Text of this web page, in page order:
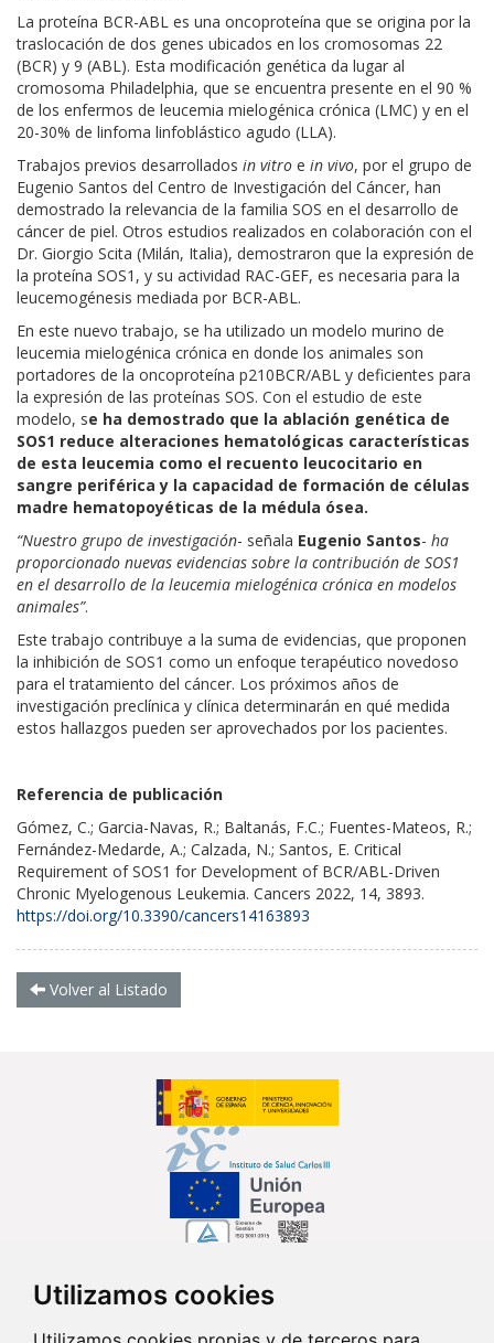
Utilizamos cookies
La proteína BCR-ABL es una oncoproteína que se origina por la
traslocación de dos genes ubicados en los cromosomas 22
(BCR) y 9 (ABL). Esta modificación genética da lugar al
cromosoma Philadelphia, que se encuentra presente en el 90 %
de los enfermos de leucemia mielogénica crónica (LMC) y en el
20-30% de linfoma linfoblástico agudo (LLA).
Trabajos previos desarrollados in vitro e in vivo, por el grupo de
Eugenio Santos del Centro de Investigación del Cáncer, han
demostrado la relevancia de la familia SOS en el desarrollo de
cáncer de piel. Otros estudios realizados en colaboración con el
Dr. Giorgio Scita (Milán, Italia), demostraron que la expresión de
la proteína SOS1, y su actividad RAC-GEF, es necesaria para la
leucemogénesis mediada por BCR-ABL.
En este nuevo trabajo, se ha utilizado un modelo murino de
leucemia mielogénica crónica en donde los animales son
portadores de la oncoproteína p210BCR/ABL y deficientes para
la expresión de las proteínas SOS. Con el estudio de este
modelo, se ha demostrado que la ablación genética de
SOS1 reduce alteraciones hematológicas características
de esta leucemia como el recuento leucocitario en
sangre periférica y la capacidad de formación de células
madre hematopoyéticas de la médula ósea.
“Nuestro grupo de investigación- señala Eugenio Santos- ha
proporcionado nuevas evidencias sobre la contribución de SOS1
en el desarrollo de la leucemia mielogénica crónica en modelos
animales”.
Este trabajo contribuye a la suma de evidencias, que proponen
la inhibición de SOS1 como un enfoque terapéutico novedoso
para el tratamiento del cáncer. Los próximos años de
investigación preclínica y clínica determinarán en qué medida
estos hallazgos pueden ser aprovechados por los pacientes.
Referencia de publicación
Gómez, C.; Garcia-Navas, R.; Baltanás, F.C.; Fuentes-Mateos, R.;
Fernández-Medarde, A.; Calzada, N.; Santos, E. Critical
Requirement of SOS1 for Development of BCR/ABL-Driven
Chronic Myelogenous Leukemia. Cancers 2022, 14, 3893.
https://doi.org/10.3390/cancers14163893
Volver al Listado
Síguenos en...